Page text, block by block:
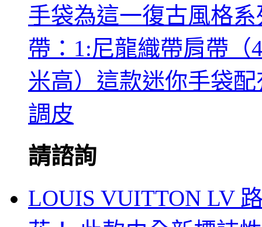
手袋為這一復古風格
帶：1:尼龍織帶肩帶（
米高）這款迷你手袋
調皮
請諮詢
LOUIS VUITTON LV